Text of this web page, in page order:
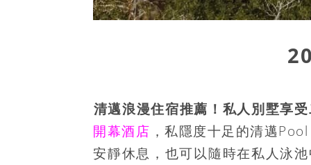
清邁浪漫住宿推薦！私人別墅享
開幕酒店 ，私隱度十足的清邁
安靜休息，也可以隨時在私人泳